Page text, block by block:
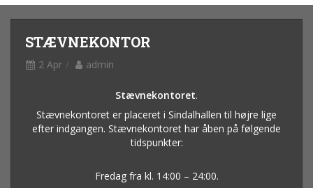
STÆVNEKONTOR
2 Apr admin
Stævnekontoret.
Stævnekontoret er placeret i Sindalhallen til højre lige
efter indgangen. Stævnekontoret har åben på følgende
tidspunkter:
Fredag fra kl. 14:00 – 24:00.